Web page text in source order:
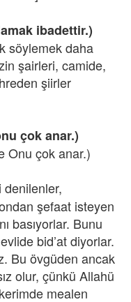
ibadettir.)
söylemek daha
şairleri, camide,
şiirler
çok anar.)
Onu çok anar.)
şefaat isteyen
basıyorlar. Bunu
bid’at diyorlar.
Bu övgüden ancak
olur, çünkü Allahü
mealen